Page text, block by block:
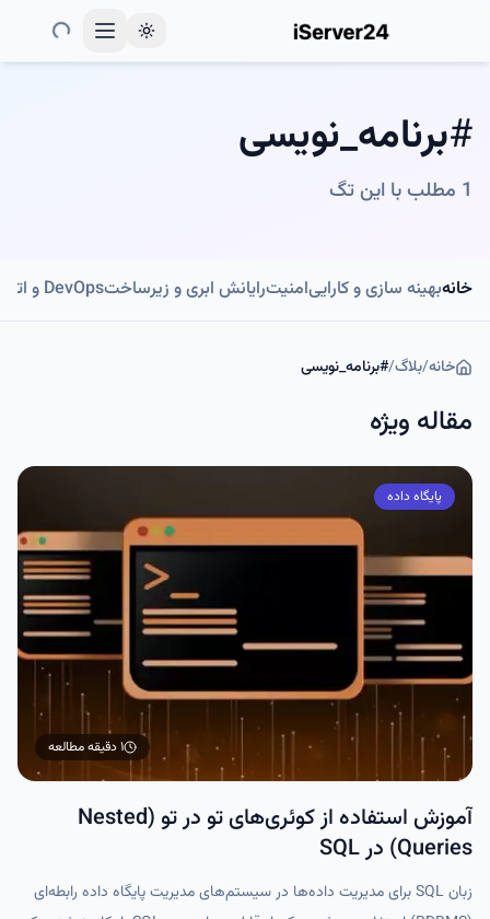
Toggle theme
#برنامه_نویسی
1 مطلب با این تگ
خانهبهینه سازی و کاراییامنیترایانش ابری و زیرساختDevOps و اتوماسیون
خانه/بلاگ/
#برنامه_نویسی
مقاله ویژه
پایگاه داده
۱ دقیقه مطالعه
آموزش استفاده از کوئری‌های تو در تو (Nested
Queries) در SQL
زبان SQL برای مدیریت داده‌ها در سیستم‌های مدیریت پایگاه داده رابطه‌ای